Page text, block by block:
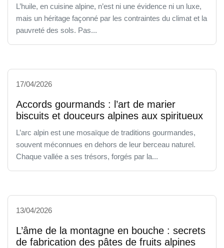
L’huile, en cuisine alpine, n’est ni une évidence ni un luxe,
mais un héritage façonné par les contraintes du climat et la
pauvreté des sols. Pas...
17/04/2026
Accords gourmands : l’art de marier
biscuits et douceurs alpines aux spiritueux
L’arc alpin est une mosaïque de traditions gourmandes,
souvent méconnues en dehors de leur berceau naturel.
Chaque vallée a ses trésors, forgés par la...
13/04/2026
L’âme de la montagne en bouche : secrets
de fabrication des pâtes de fruits alpines